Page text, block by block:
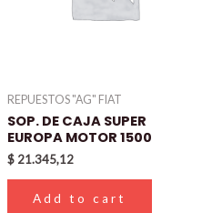
REPUESTOS "AG" FIAT
SOP. DE CAJA SUPER
EUROPA MOTOR 1500
$ 21.345,12
Add to cart